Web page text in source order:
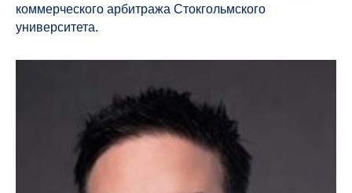
коммерческого арбитража Стокгольмского
университета.